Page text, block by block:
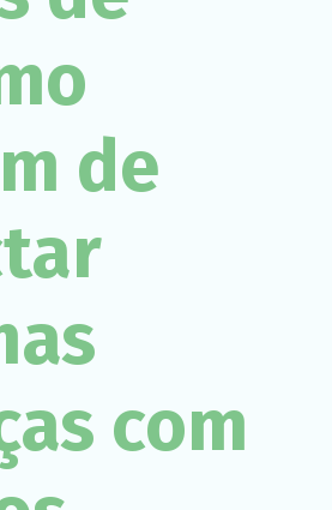
de
com
Necessário
do site.
usado.